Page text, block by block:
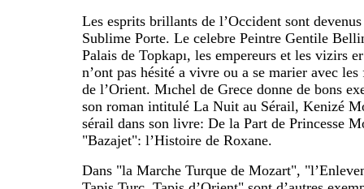
Les esprits brillants de l’Occident sont
Sublime Porte. Le celebre Peintre Gentile
Palais de Topkapı, les empereurs et les vizirs
n’ont pas hésité a vivre ou a se marier avec
de l’Orient. Mıchel de Grece donne de bons
son roman intitulé La Nuit au Sérail, Kenizé
sérail dans son livre: De la Part de Princesse
"Bazajet": l’Histoire de Roxane.
Dans "la Marche Turque de Mozart",